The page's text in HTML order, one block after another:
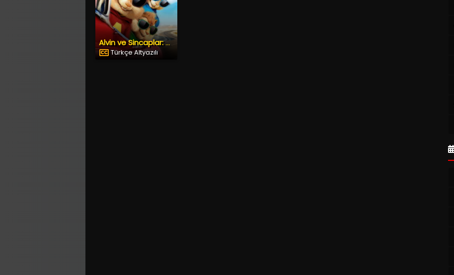
Alvin ve Sincaplar: Yol Macerası
Türkçe Altyazılı